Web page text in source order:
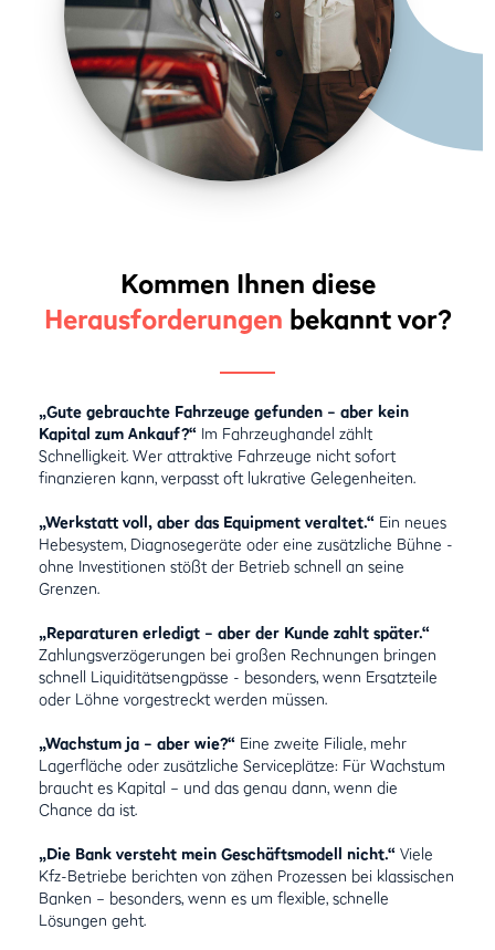
Kommen Ihnen diese
Herausforderungen bekannt vor?
„Gute gebrauchte Fahrzeuge gefunden – aber kein
Kapital zum Ankauf?“ Im Fahrzeughandel zählt
Schnelligkeit. Wer attraktive Fahrzeuge nicht sofort
finanzieren kann, verpasst oft lukrative Gelegenheiten.
„Werkstatt voll, aber das Equipment veraltet.“ Ein neues
Hebesystem, Diagnosegeräte oder eine zusätzliche Bühne -
ohne Investitionen stößt der Betrieb schnell an seine
Grenzen.
„Reparaturen erledigt – aber der Kunde zahlt später.“
Zahlungsverzögerungen bei großen Rechnungen bringen
schnell Liquiditätsengpässe - besonders, wenn Ersatzteile
oder Löhne vorgestreckt werden müssen.
„Wachstum ja – aber wie?“ Eine zweite Filiale, mehr
Lagerfläche oder zusätzliche Serviceplätze: Für Wachstum
braucht es Kapital – und das genau dann, wenn die
Chance da ist.
„Die Bank versteht mein Geschäftsmodell nicht.“Viele
Kfz-Betriebe berichten von zähen Prozessen bei klassischen
Banken – besonders, wenn es um flexible, schnelle
Lösungen geht.